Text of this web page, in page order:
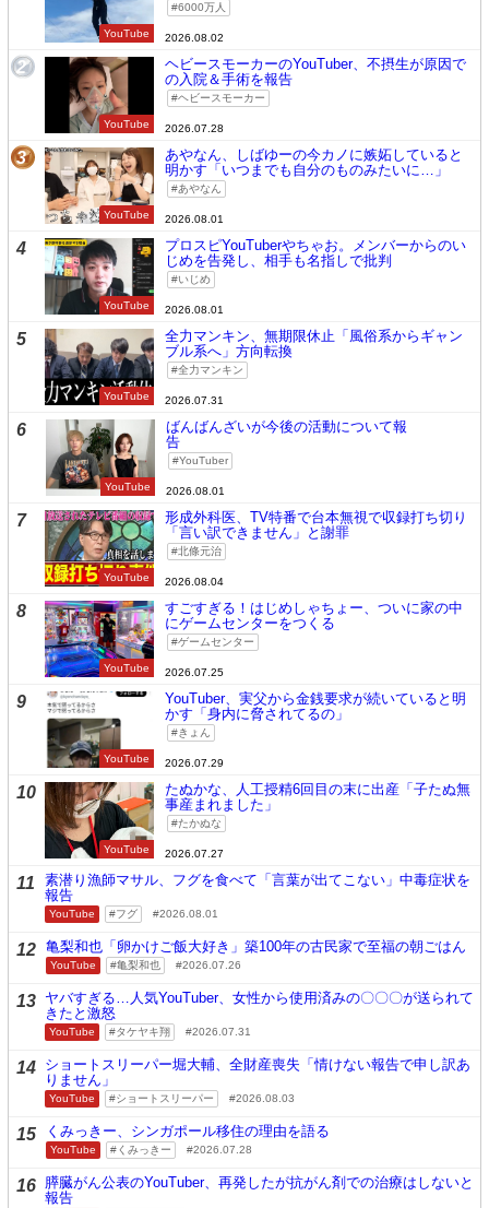
YouTube
6000万人
2026.08.02
2
YouTube
ヘビースモーカーのYouTuber、不摂生が原因で
の入院＆手術を報告
ヘビースモーカー
2026.07.28
3
YouTube
あやなん、しばゆーの今カノに嫉妬していると
明かす「いつまでも自分のものみたいに…」
あやなん
2026.08.01
4
YouTube
プロスピYouTuberやちゃお。メンバーからのい
じめを告発し、相手も名指しで批判
いじめ
2026.08.01
5
YouTube
全力マンキン、無期限休止「風俗系からギャン
ブル系へ」方向転換
全力マンキン
2026.07.31
6
YouTube
ばんばんざいが今後の活動について報
告
YouTuber
2026.08.01
7
YouTube
形成外科医、TV特番で台本無視で収録打ち切り
「言い訳できません」と謝罪
北條元治
2026.08.04
8
YouTube
すごすぎる！はじめしゃちょー、ついに家の中
にゲームセンターをつくる
ゲームセンター
2026.07.25
9
YouTube
YouTuber、実父から金銭要求が続いていると明
かす「身内に脅されてるの」
きょん
2026.07.29
10
YouTube
たぬかな、人工授精6回目の末に出産「子たぬ無
事産まれました」
たかぬな
2026.07.27
11
素潜り漁師マサル、フグを食べて「言葉が出てこない」中毒症状を
報告
YouTube フグ 2026.08.01
12 亀梨和也「卵かけご飯大好き」築100年の古民家で至福の朝ごはん
YouTube 亀梨和也 2026.07.26
13 ヤバすぎる…人気YouTuber、女性から使用済みの〇〇〇が送られて
きたと激怒
YouTube タケヤキ翔 2026.07.31
14 ショートスリーパー堀大輔、全財産喪失「情けない報告で申し訳あ
りません」
YouTube ショートスリーパー 2026.08.03
15 くみっきー、シンガポール移住の理由を語る
YouTube くみっきー 2026.07.28
16 膵臓がん公表のYouTuber、再発したが抗がん剤での治療はしないと
報告